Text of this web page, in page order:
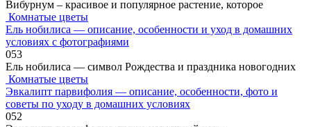
Вибурнум – красивое и популярное растение, которое
Комнатые цветы
Ель нобилиса — описание, особенности и уход в домашних
условиях с фотографиями
053
Ель нобилиса — символ Рождества и праздника новогодних
Комнатые цветы
Эвкалипт парвифолия — описание, особенности, фото и
советы по уходу в домашних условиях
052